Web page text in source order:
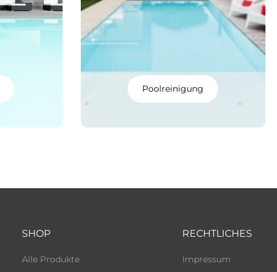
Poolreinigung
SHOP
Alle Produkte
RECHTLICHES
Impressum